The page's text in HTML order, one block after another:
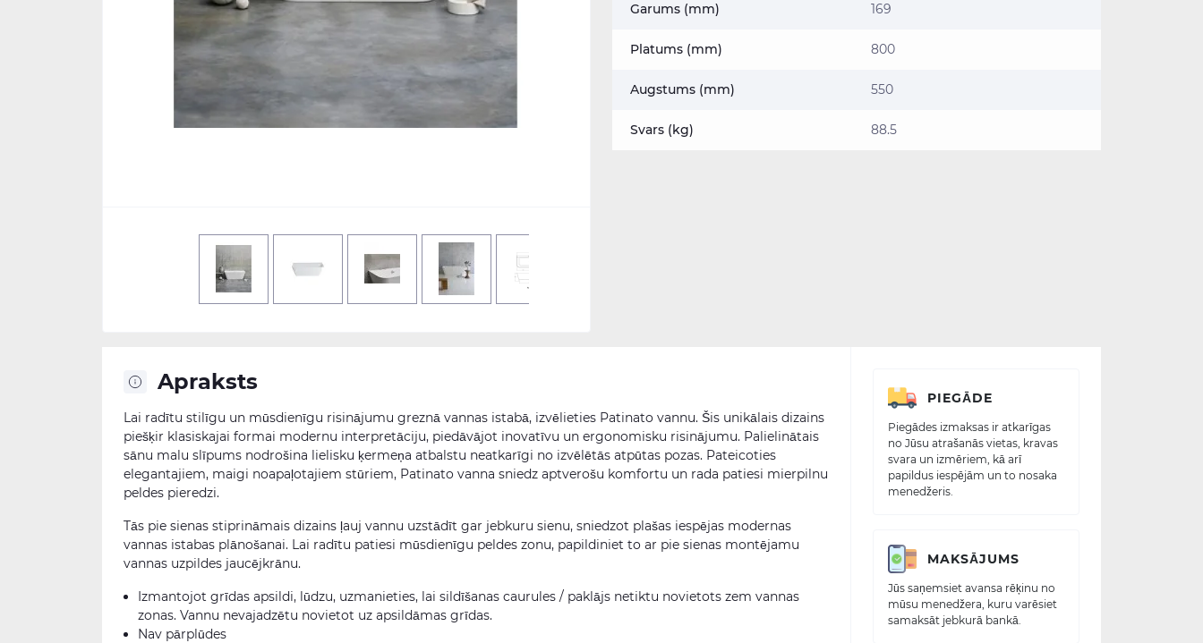
Garums (mm) 169
Platums (mm) 800
Augstums (mm) 550
Svars (kg) 88.5
Apraksts
Lai radītu stilīgu un mūsdienīgu risinājumu greznā vannas istabā, izvēlieties Patinato vannu. Šis unikālais dizains
piešķir klasiskajai formai modernu interpretāciju, piedāvājot inovatīvu un ergonomisku risinājumu. Palielinātais
sānu malu slīpums nodrošina lielisku ķermeņa atbalstu neatkarīgi no izvēlētās atpūtas pozas. Pateicoties
elegantajiem, maigi noapaļotajiem stūriem, Patinato vanna sniedz aptverošu komfortu un rada patiesi mierpilnu
peldes pieredzi.
Tās pie sienas stiprināmais dizains ļauj vannu uzstādīt gar jebkuru sienu, sniedzot plašas iespējas modernas
vannas istabas plānošanai. Lai radītu patiesi mūsdienīgu peldes zonu, papildiniet to ar pie sienas montējamu
vannas uzpildes jaucējkrānu.
Izmantojot grīdas apsildi, lūdzu, uzmanieties, lai sildīšanas caurules / paklājs netiktu novietots zem vannas
zonas. Vannu nevajadzētu novietot uz apsildāmas grīdas.
Nav pārplūdes
PIEGĀDE
Piegādes izmaksas ir atkarīgas
no Jūsu atrašanās vietas, kravas
svara un izmēriem, kā arī
papildus iespējām un to nosaka
menedžeris.
MAKSĀJUMS
Jūs saņemsiet avansa rēķinu no
mūsu menedžera, kuru varēsiet
samaksāt jebkurā bankā.